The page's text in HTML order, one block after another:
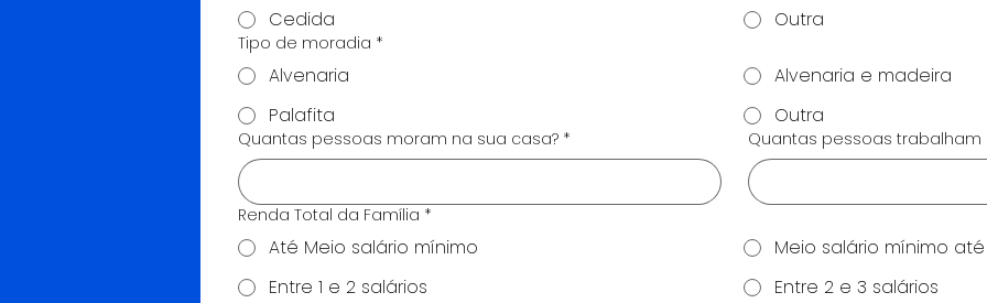
Cedida
Outra
Tipo de moradia *
Alvenaria
Alvenaria e madeira
Palafita
Outra
Quantas pessoas moram na sua casa? * Quantas pessoas trabalham
Renda Total da Família *
Até Meio salário mínimo
Meio salário mínimo até
Entre 1 e 2 salários
Entre 2 e 3 salários